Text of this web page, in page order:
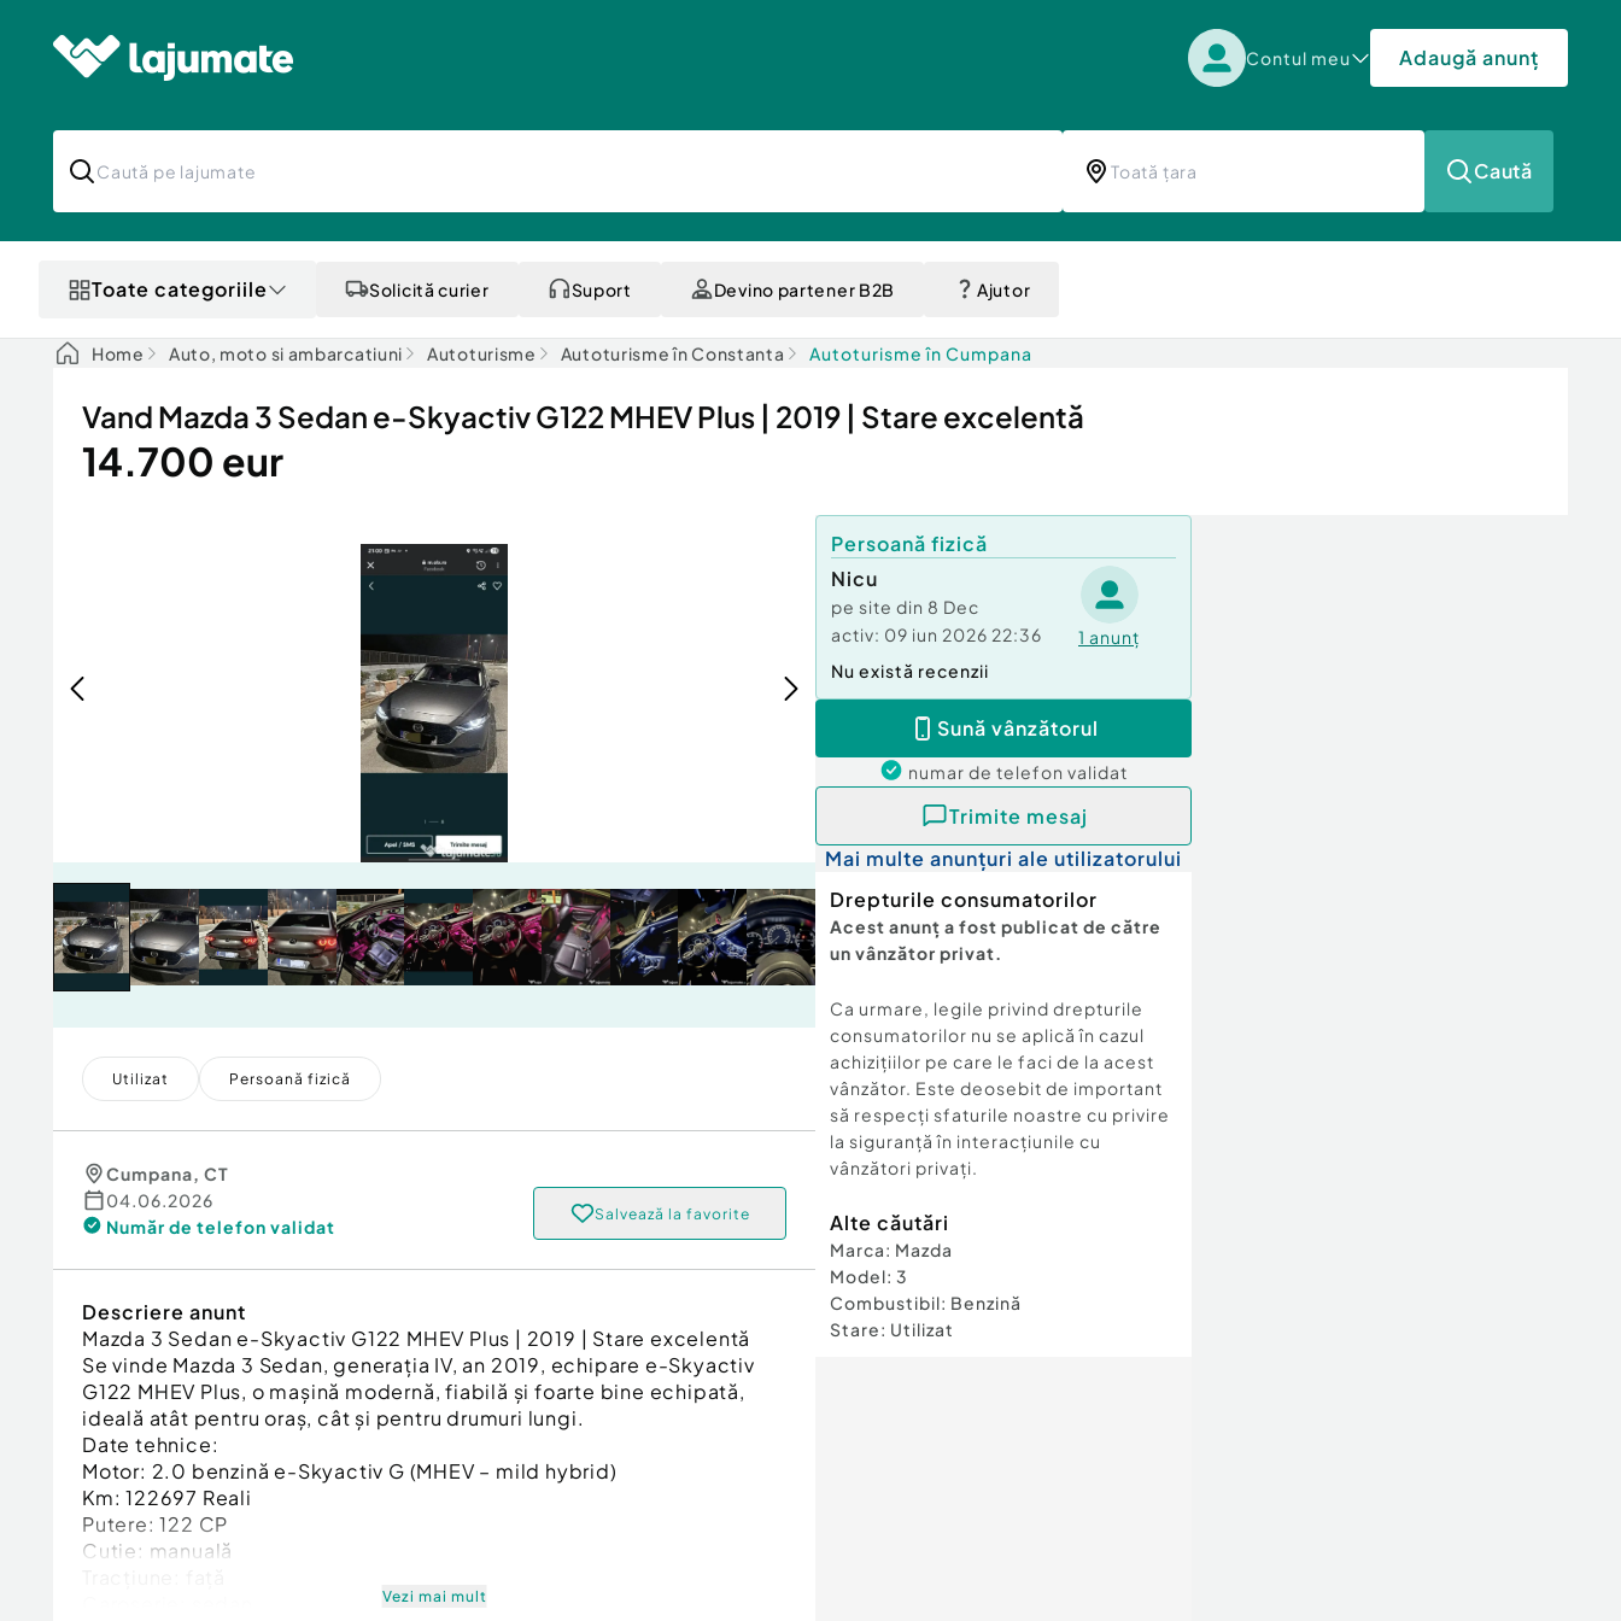
Contul meu Adaugă anunț
Caută
Toate categoriile Solicită curier Suport Devino partener B2B Ajutor
Home Auto, moto si ambarcatiuni Autoturisme Autoturisme în Constanta Autoturisme în Cumpana
Vand Mazda 3 Sedan e-Skyactiv G122 MHEV Plus | 2019 | Stare excelentă
14.700 eur
Utilizat Persoană fizică
Cumpana, CT
04.06.2026
Număr de telefon validat
Salvează la favorite
Descriere anunt
Mazda 3 Sedan e-Skyactiv G122 MHEV Plus | 2019 | Stare excelentă
Se vinde Mazda 3 Sedan, generația IV, an 2019, echipare e-Skyactiv
G122 MHEV Plus, o mașină modernă, fiabilă și foarte bine echipată,
ideală atât pentru oraș, cât și pentru drumuri lungi.
Date tehnice:
Motor: 2.0 benzină e-Skyactiv G (MHEV – mild hybrid)
Km: 122697 Reali
Putere: 122 CP
Cutie: manuală
Vezi mai mult
Persoană fizică
Nicu
pe site din 8 Dec
activ: 09 iun 2026 22:36 1 anunț
Nu există recenzii
Sună vânzătorul
numar de telefon validat
Trimite mesaj
Mai multe anunțuri ale utilizatorului
Drepturile consumatorilor
Acest anunț a fost publicat de către
un vânzător privat.
Ca urmare, legile privind drepturile
consumatorilor nu se aplică în cazul
achizițiilor pe care le faci de la acest
vânzător. Este deosebit de important
să respecți sfaturile noastre cu privire
la siguranță în interacțiunile cu
vânzători privați.
Alte căutări
Marca: Mazda
Model: 3
Combustibil: Benzină
Stare: Utilizat